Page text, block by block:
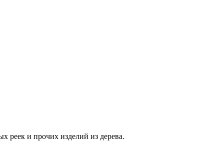
реек и прочих изделий из дерева.